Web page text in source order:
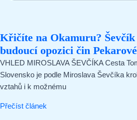
Křičíte na Okamuru?
budoucí opozici čin Pekarové
VHLED MIROSLAVA ŠEVČÍKA Cesta
Slovensko je podle Miroslava Ševčíka
vztahů i k možnému
Přečíst článek